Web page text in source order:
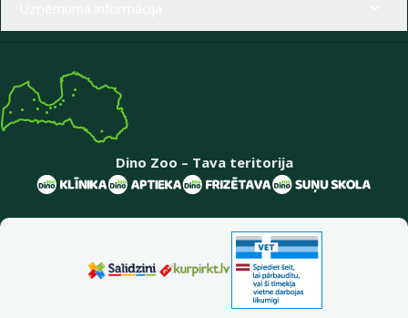
Dino Zoo – Tava teritorija